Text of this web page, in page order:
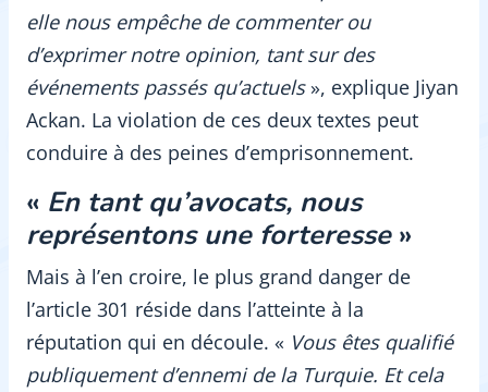
elle nous empêche de commenter ou
d’exprimer notre opinion, tant sur des
événements passés qu’actuels », explique Jiyan
Ackan. La violation de ces deux textes peut
conduire à des peines d’emprisonnement.
« En tant qu’avocats, nous
représentons une forteresse »
Mais à l’en croire, le plus grand danger de
l’article 301 réside dans l’atteinte à la
réputation qui en découle. « Vous êtes qualifié
publiquement d’ennemi de la Turquie. Et cela